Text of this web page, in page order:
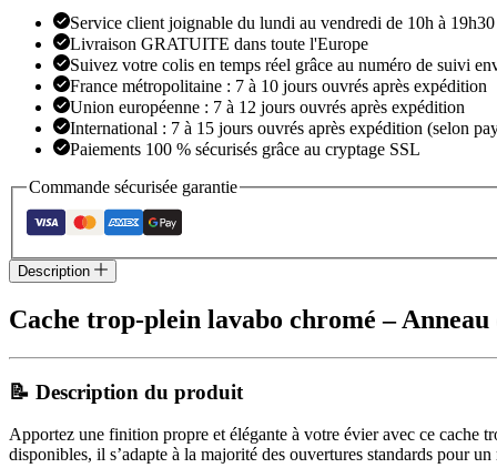
Service client joignable du lundi au vendredi de 10h à 19h30
Livraison GRATUITE dans toute l'Europe
Suivez votre colis en temps réel grâce au numéro de suivi
France métropolitaine : 7 à 10 jours ouvrés après expédition
Union européenne : 7 à 12 jours ouvrés après expédition
International : 7 à 15 jours ouvrés après expédition (selon
Paiements 100 % sécurisés grâce au cryptage SSL
Commande sécurisée garantie
Description
Cache trop-plein lavabo chromé –
📝 Description du produit
Apportez une finition propre et élégante à votre évier avec ce cache
disponibles, il s’adapte à la majorité des ouvertures standards pour